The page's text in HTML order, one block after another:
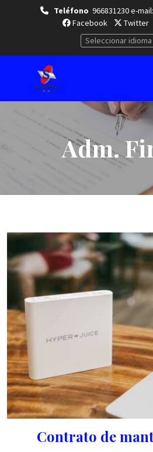
Teléfono 966831230 e-
Facebook
Twitter
Seleccionar idioma
Adm.
Contrato de